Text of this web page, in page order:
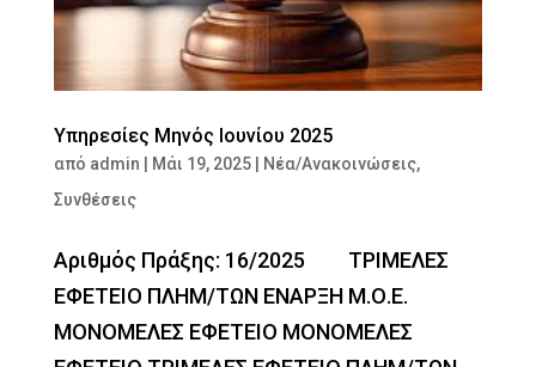
Υπηρεσίες Μηνός Ιουνίου 2025
από admin Μάι 19, 2025| Νέα/Ανακοινώσεις,
Συνθέσεις
Αριθμός Πράξης: 16/2025 ΤΡΙΜΕΛΕΣ
ΕΦΕΤΕΙΟ ΠΛΗΜ/ΤΩΝ ΕΝΑΡΞΗ Μ.Ο.Ε.
ΜΟΝΟΜΕΛΕΣ ΕΦΕΤΕΙΟ ΜΟΝΟΜΕΛΕΣ